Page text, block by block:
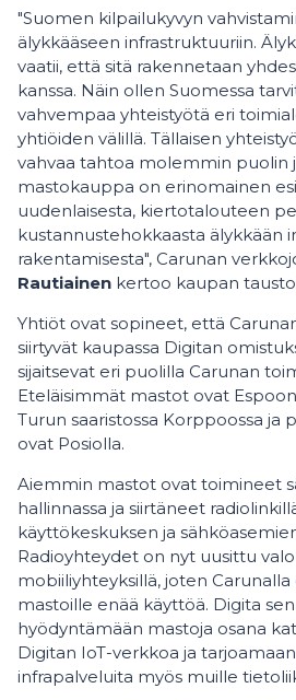
"Suomen kilpailukyvyn
älykkääseen infrastruktuuriin.
vaatii, että sitä rakennetaan
kanssa. Näin ollen Suomessa
vahvempaa yhteistyötä eri
yhtiöiden välillä. Tällaisen
vahvaa tahtoa molemmin
mastokauppa on erinomainen
uudenlaisesta, kiertotalouteen
kustannustehokkaasta älykkään
rakentamisesta", Carunan
Rautiainen kertoo kaupan
Yhtiöt ovat sopineet, että
siirtyvät kaupassa Digitan
sijaitsevat eri puolilla Carunan
Eteläisimmät mastot ovat
Turun saaristossa Korppoossa ja
ovat Posiolla.
Aiemmin mastot ovat toimineet
hallinnassa ja siirtäneet
käyttökeskuksen ja
Radioyhteydet on nyt uusittu
mobiiliyhteyksillä, joten
mastoille enää käyttöä. Digita
hyödyntämään mastoja osana
Digitan IoT-verkkoa ja
infrapalveluita myös muille